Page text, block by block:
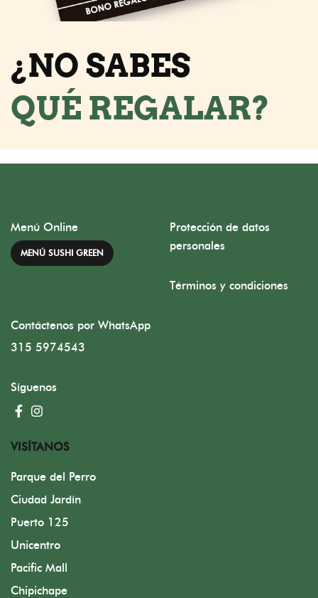
¿NO SABES
QUÉ REGALAR?
Menú Online
MENÚ SUSHI GREEN
Protección de datos
personales
Términos y condiciones
Contáctenos por WhatsApp
315 5974543
Síguenos
VISÍTANOS
Parque del Perro
Ciudad Jardín
Puerto 125
Unicentro
Pacific Mall
Chipichape